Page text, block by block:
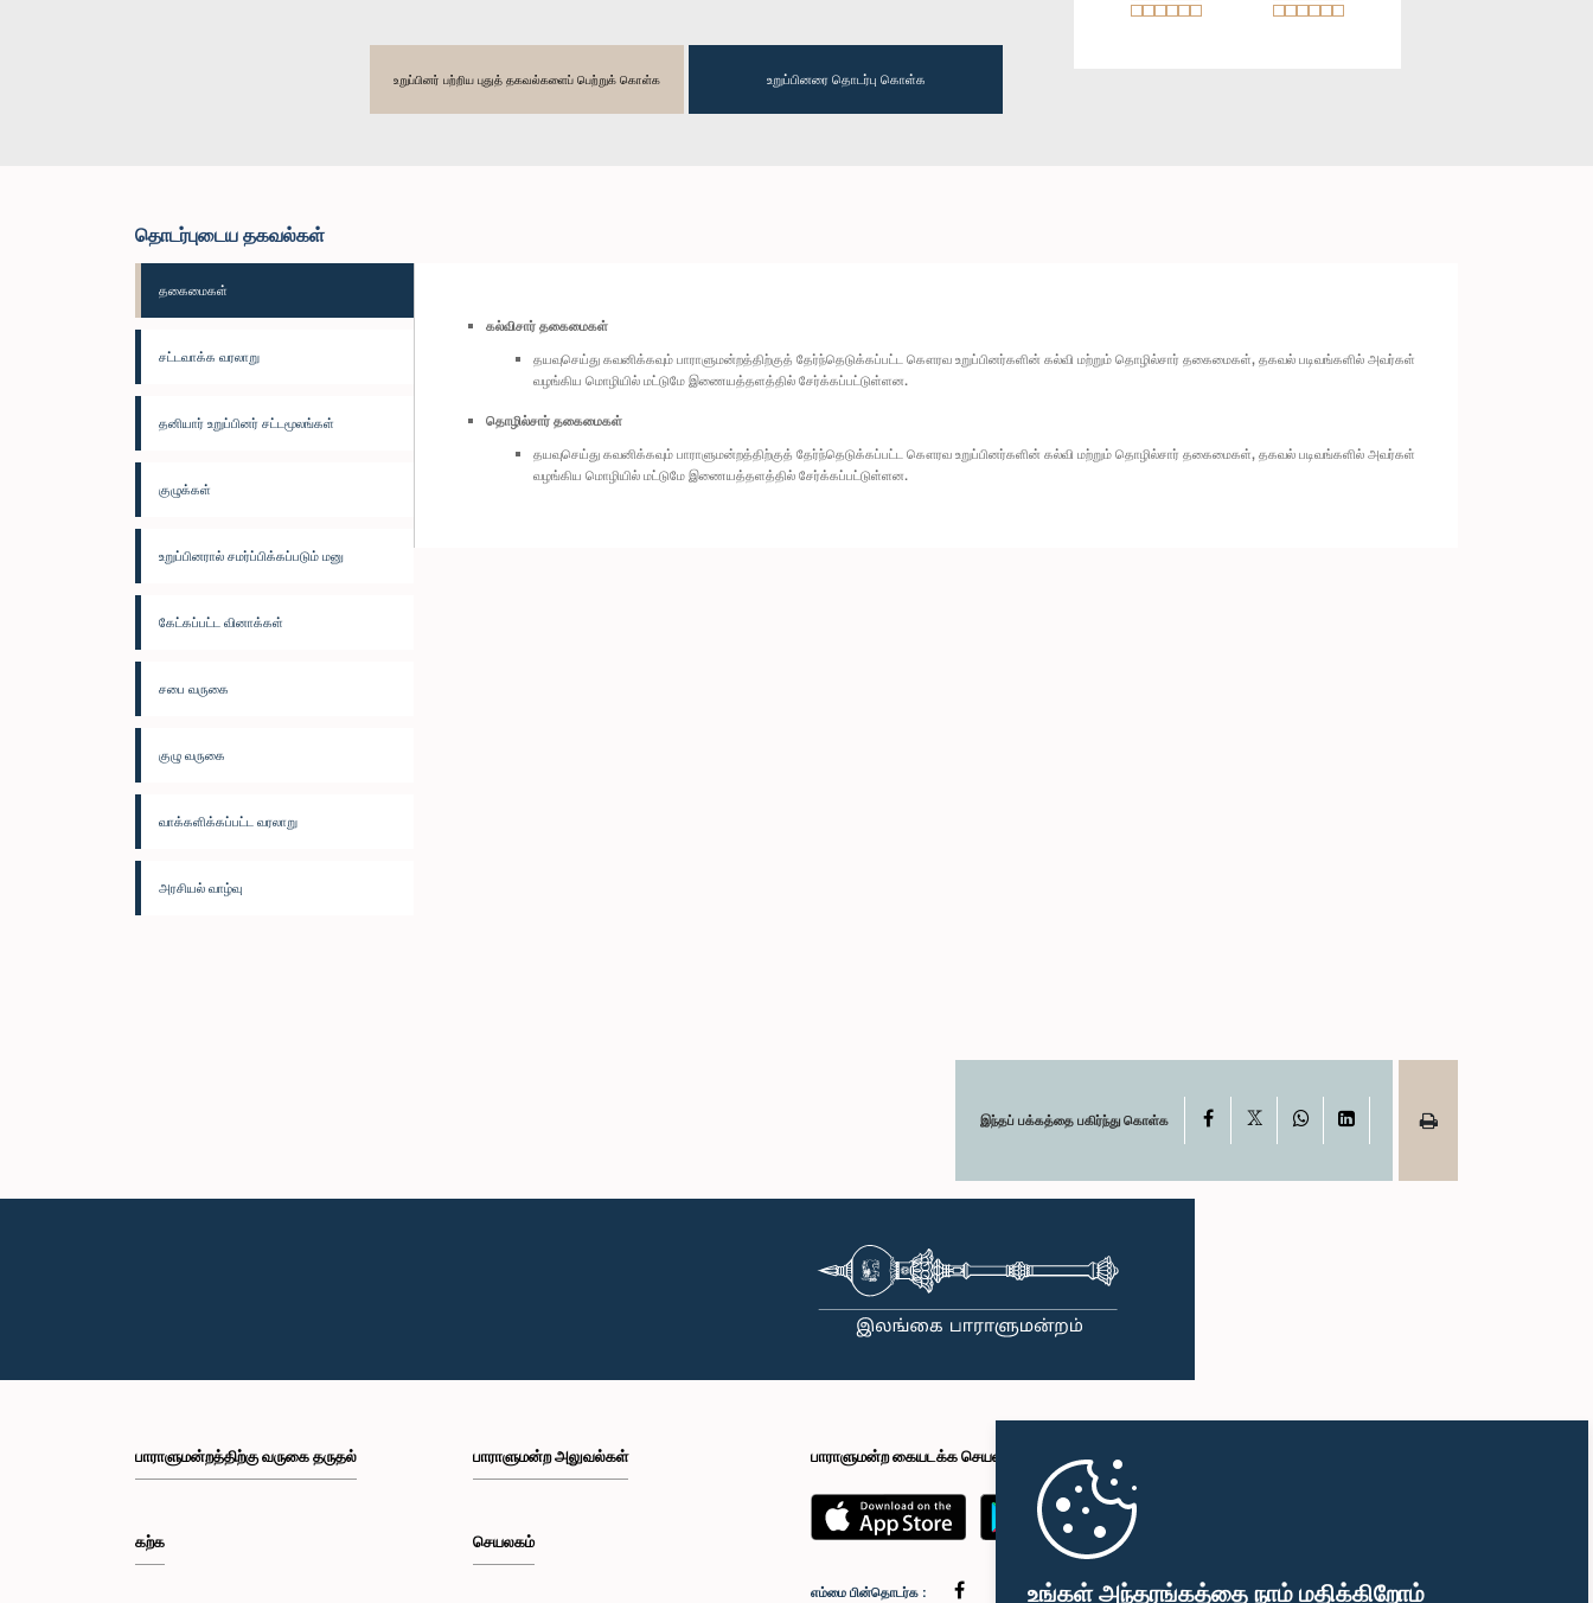
உங்கள் அந்தரங்கத்தை நாம் மதிக்கிறோம்
உறுப்பினர் பற்றிய புதுத் தகவல்களைப் பெற்றுக் கொள்க உறுப்பினரை தொடர்பு கொள்க
தொடர்புடைய தகவல்கள்
தகைமைகள்
சட்டவாக்க வரலாறு
தனியார் உறுப்பினர் சட்டமூலங்கள்
குழுக்கள்
உறுப்பினரால் சமர்ப்பிக்கப்படும் மனு
கேட்கப்பட்ட வினாக்கள்
சபை வருகை
குழு வருகை
வாக்களிக்கப்பட்ட வரலாறு
அரசியல் வாழ்வு
கல்விசார் தகைமைகள்
தயவுசெய்து கவனிக்கவும் பாராளுமன்றத்திற்குத் தேர்ந்தெடுக்கப்பட்ட கௌரவ உறுப்பினர்களின் கல்வி மற்றும் தொழில்சார் தகைமைகள், தகவல் படிவங்களில் அவர்கள்
வழங்கிய மொழியில் மட்டுமே இணையத்தளத்தில் சேர்க்கப்பட்டுள்ளன.
தொழில்சார் தகைமைகள்
தயவுசெய்து கவனிக்கவும் பாராளுமன்றத்திற்குத் தேர்ந்தெடுக்கப்பட்ட கௌரவ உறுப்பினர்களின் கல்வி மற்றும் தொழில்சார் தகைமைகள், தகவல் படிவங்களில் அவர்கள்
வழங்கிய மொழியில் மட்டுமே இணையத்தளத்தில் சேர்க்கப்பட்டுள்ளன.
இந்தப் பக்கத்தை பகிர்ந்து கொள்க Facebook WhatsAppLinkedIn
பாராளுமன்றத்திற்கு வருகை தருதல்
கற்க
பாராளுமன்ற அலுவல்கள்
செயலகம்
பாராளுமன்ற கையடக்க செயலி
எம்மை பின்தொடர்க :